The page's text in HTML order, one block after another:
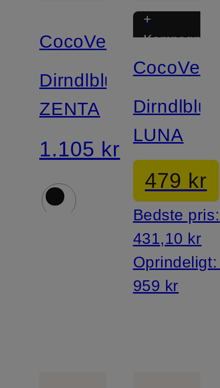
CocoVero
Dirndlbluse
ZENTA
1.105 kr
+
CocoVero
LUNA
479 kr
Bedste
431,10 kr
959 kr